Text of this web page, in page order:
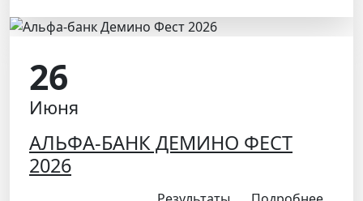
26
Июня
АЛЬФА-БАНК ДЕМИНО ФЕСТ
2026